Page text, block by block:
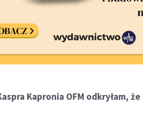
Kapronia OFM odkryłam,